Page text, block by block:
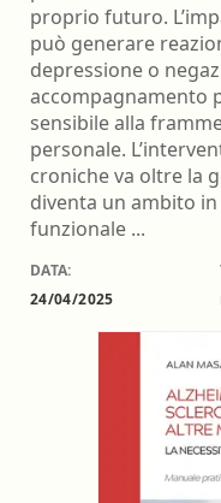
proprio futuro.
può generare
depressione o
accompagnamento
sensibile alla
personale.
croniche va oltre la
diventa un ambito
funzionale ...
DATA:
24/04/2025